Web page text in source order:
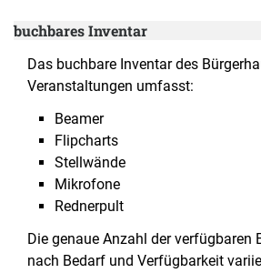
buchbares Inventar
Das buchbare Inventar des
Veranstaltungen umfasst:
Beamer
Flipcharts
Stellwände
Mikrofone
Rednerpult
Die genaue Anzahl der verfügbaren
nach Bedarf und Verfügbarkeit